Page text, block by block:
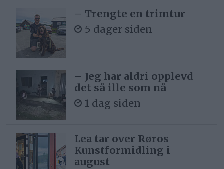
– Trengte en trimtur
5 dager siden
– Jeg har aldri opplevd
det så ille som nå
1 dag siden
Lea tar over Røros
Kunstformidling i
august